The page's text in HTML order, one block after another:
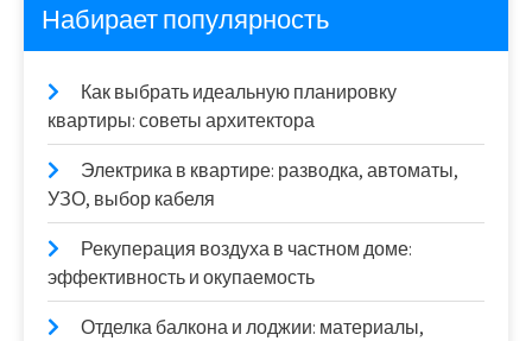
Набирает популярность
Как выбрать идеальную планировку
квартиры: советы архитектора
Электрика в квартире: разводка, автоматы,
УЗО, выбор кабеля
Рекуперация воздуха в частном доме:
эффективность и окупаемость
Отделка балкона и лоджии: материалы,